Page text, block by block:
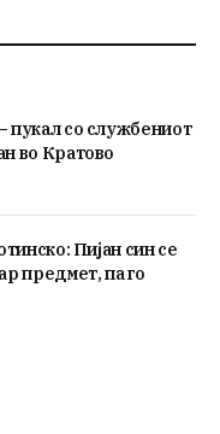
пукал со службениот
во Кратово
Пијан син се
предмет, па го